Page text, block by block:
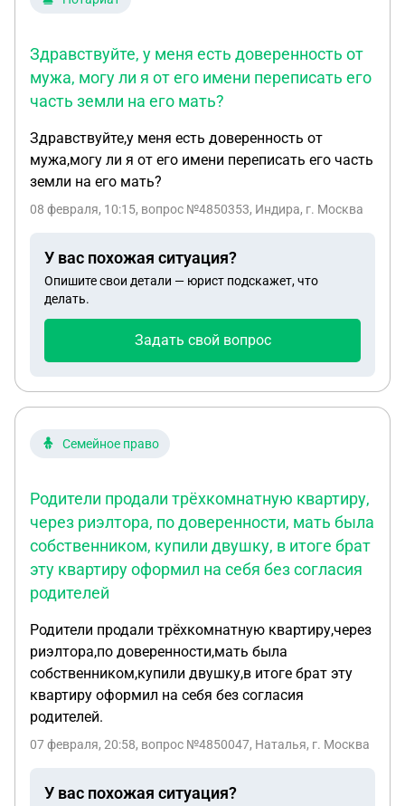
Здравствуйте, у меня есть доверенность от
мужа, могу ли я от его имени переписать его
часть земли на его мать?
Здравствуйте,у меня есть доверенность от
мужа,могу ли я от его имени переписать его часть
земли на его мать?
08 февраля, 10:15, вопрос №4850353, Индира, г. Москва
У вас похожая ситуация?
Опишите свои детали — юрист подскажет, что
делать.
Задать свой вопрос
Семейное право
Родители продали трёхкомнатную квартиру,
через риэлтора, по доверенности, мать была
собственником, купили двушку, в итоге брат
эту квартиру оформил на себя без согласия
родителей
Родители продали трёхкомнатную квартиру,через
риэлтора,по доверенности,мать была
собственником,купили двушку,в итоге брат эту
квартиру оформил на себя без согласия
родителей.
07 февраля, 20:58, вопрос №4850047, Наталья, г. Москва
У вас похожая ситуация?